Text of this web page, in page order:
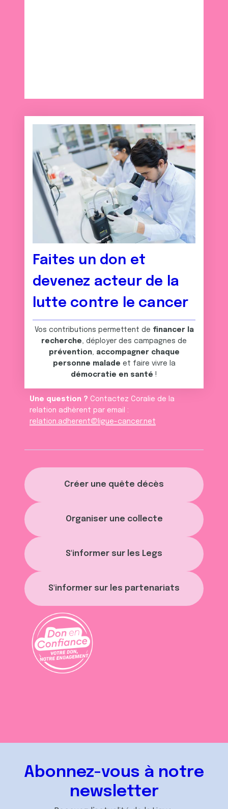
Créer une quête décès
Organiser une collecte
S'informer sur les Legs
S'informer sur les partenariats
Faites un don et
devenez acteur de la
lutte contre le cancer
Vos contributions permettent de financer la
recherche, déployer des campagnes de
prévention, accompagner chaque
personne malade et faire vivre la
démocratie en santé !
Une question ? Contactez Coralie de la
relation adhèrent par email :
relation.adherent@ligue-cancer.net
Abonnez-vous à notre
newsletter